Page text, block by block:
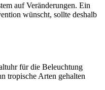
auf Veränderungen. Ein
wünscht, sollte deshalb
für die Beleuchtung
tropische Arten gehalten